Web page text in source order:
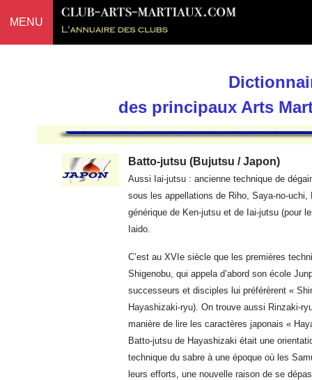
MENU
des principaux Arts
Batto-jutsu (Bujutsu / Japon)
Aussi Iai-jutsu : ancienne technique de
sous les appellations de Riho, Saya-no-
générique de Ken-jutsu et de Iai-jutsu (pour
Iaido.
C’est au XVIe siècle que les premières
Shigenobu, qui appela d’abord son école
successeurs et disciples lui préférèrent «
Hayashizaki-ryu). On trouve aussi Rinzaki-
manière de lire les caractères japonais «
Batto-jutsu de Hayashizaki était une
technique du sabre à une époque où les
leurs efforts, une nouvelle raison de se